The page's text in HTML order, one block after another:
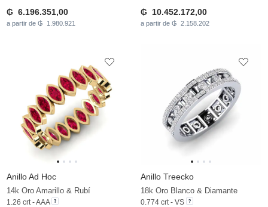
₲ 6.196.351,00
a partir de ₲ 1.980.921
₲ 10.452.172,00
a partir de ₲ 2.158.202
Anillo Ad Hoc
14k Oro Amarillo & Rubí
1.26 crt - AAA
Anillo Treecko
18k Oro Blanco & Diamante
0.774 crt - VS